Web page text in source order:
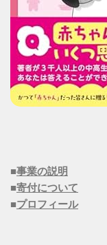
■事業の説明
■寄付について
■プロフィール